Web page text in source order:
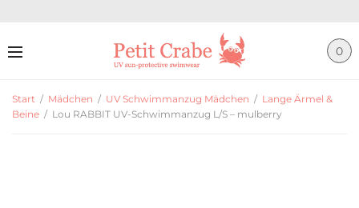
0
Start / Mädchen / UV Schwimmanzug Mädchen / Lange Ärmel &
Beine / Lou RABBIT UV-Schwimmanzug L/S – mulberry